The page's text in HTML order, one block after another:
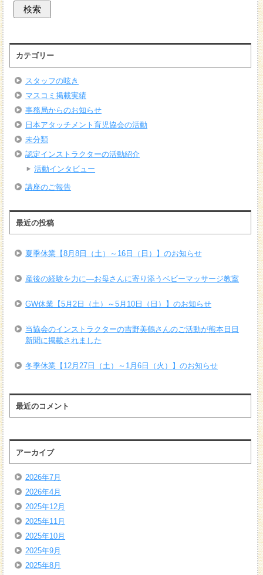
カテゴリー
スタッフの呟き
マスコミ掲載実績
事務局からのお知らせ
日本アタッチメント育児協会の活動
未分類
認定インストラクターの活動紹介
活動インタビュー
講座のご報告
最近の投稿
夏季休業【8月8日（土）～16日（日）】のお知らせ
産後の経験を力に―お母さんに寄り添うベビーマッサージ教室
GW休業【5月2日（土）～5月10日（日）】のお知らせ
当協会のインストラクターの吉野美鶴さんのご活動が熊本日日
新聞に掲載されました
冬季休業【12月27日（土）～1月6日（火）】のお知らせ
最近のコメント
アーカイブ
2026年7月
2026年4月
2025年12月
2025年11月
2025年10月
2025年9月
2025年8月